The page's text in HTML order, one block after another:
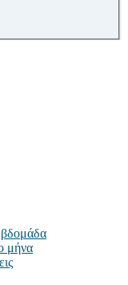
μήνα